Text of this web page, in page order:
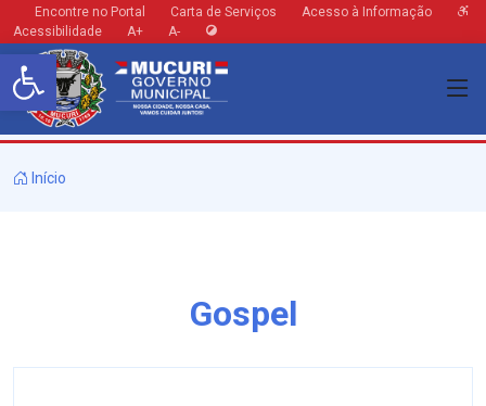
Barra de Ferramentas Aberta
Encontre no Portal Carta de Serviços
Acesso à Informação
Acessibilidade
A+ A-
Início
Gospel